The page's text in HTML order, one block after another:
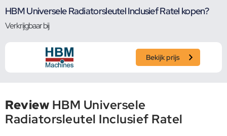
HBM Universele Radiatorsleutel Inclusief Ratel kopen?
Verkrijgbaar bij
Bekijk prijs
Review HBM Universele
Radiatorsleutel Inclusief Ratel